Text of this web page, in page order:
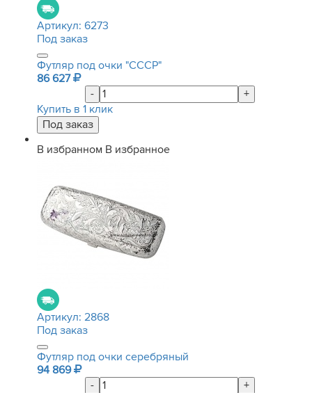
Артикул: 6273
Под заказ
Футляр под очки "СССР"
86 627
-
+
Купить в 1 клик
В избранном В избранное
Артикул: 2868
Под заказ
Футляр под очки серебряный
94 869
-
+